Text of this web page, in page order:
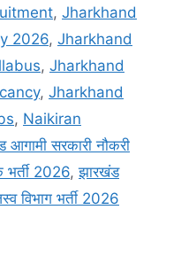
, Jharkhand
2026, Jharkhand
, Jharkhand
, Jharkhand
, Naikiran
आगामी सरकारी नौकरी
भर्ती 2026,झारखंड
विभाग भर्ती 2026